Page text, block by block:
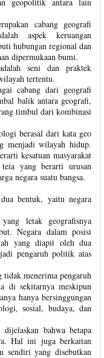
cabang geografi
aspek keruangan
hubungan regional dan
dipermukaan bumi.
seni dan praktek
tertentu.
cabang dari geografi
balik antara geografi,
timbul dari kombinasi
berasal dari kata geo
menjadi wilayah hidup.
kesatuan masyarakat
yang berarti urusan
negara suatu bangsa.
bentuk, yaitu negara
letak geografisnya
Negara dalam posisi
yang diapit oleh dua
pengaruh politik atas
tidak menerima pengaruh
di sekitarnya meskipun
hanya bersinggungan
sosial, budaya, dan
dijelaskan bahwa betapa
Hal ini juga berkaitan
sendiri yang disebutkan